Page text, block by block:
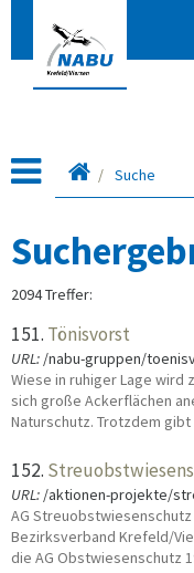
Startseite
Suche
2094 Treffer:
151. Tönisvorst
URL: /nabu-gruppen/
Wiese in ruhiger Lage wird
sich große Ackerflächen
Naturschutz. Trotzdem
152.
URL: /aktionen-projekte/
AG Streuobstwiesenschutz
Bezirksverband Krefeld/
die AG Obstwiesenschutz